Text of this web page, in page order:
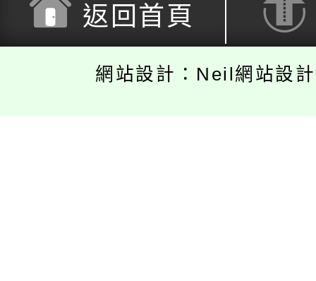
返回首頁
網站設計：Neil網站設